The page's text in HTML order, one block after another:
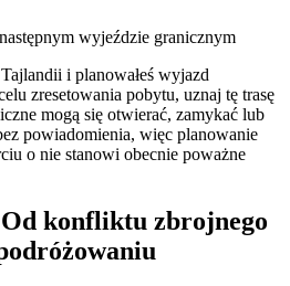
wyjeździe granicznym
i planowałeś wyjazd
zresetowania pobytu, uznaj tę trasę
mogą się otwierać, zamykać lub
powiadomienia, więc planowanie
o nie stanowi obecnie poważne
konfliktu zbrojnego